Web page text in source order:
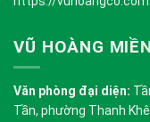
VŨ HOÀNG
Văn phòng đại diện:
Tần, phường Thanh